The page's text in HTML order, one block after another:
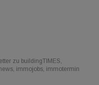
zu buildingTIMES,
immojobs, immotermin